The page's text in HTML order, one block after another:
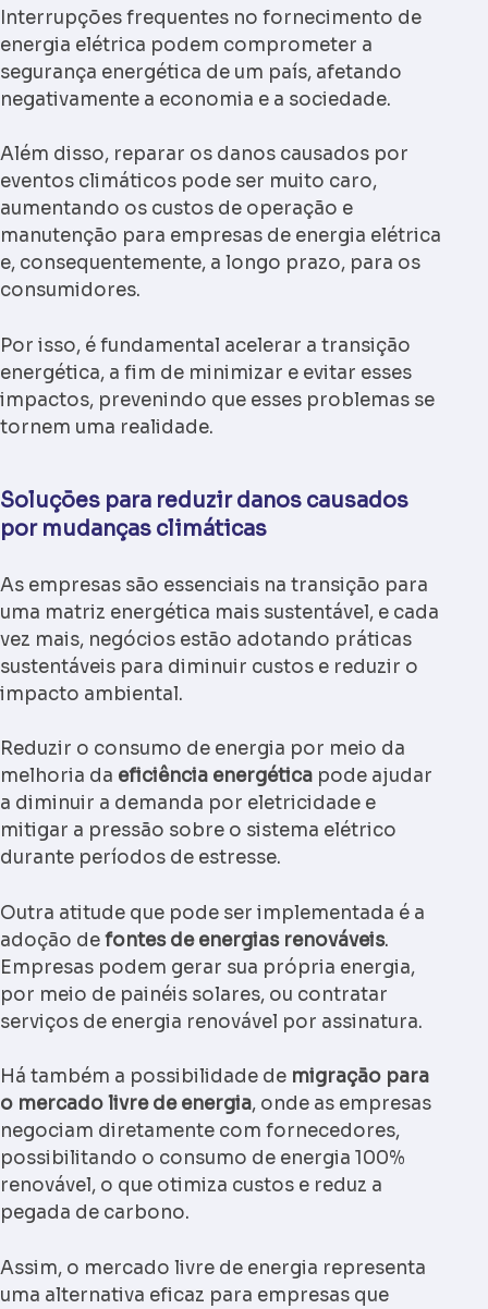
Interrupções frequentes no fornecimento de
energia elétrica podem comprometer a
segurança energética de um país, afetando
negativamente a economia e a sociedade.
Além disso, reparar os danos causados por
eventos climáticos pode ser muito caro,
aumentando os custos de operação e
manutenção para empresas de energia elétrica
e, consequentemente, a longo prazo, para os
consumidores.
Por isso, é fundamental acelerar a transição
energética, a fim de minimizar e evitar esses
impactos, prevenindo que esses problemas se
tornem uma realidade.
Soluções para reduzir danos causados
por mudanças climáticas
As empresas são essenciais na transição para
uma matriz energética mais sustentável, e cada
vez mais, negócios estão adotando práticas
sustentáveis para diminuir custos e reduzir o
impacto ambiental.
Reduzir o consumo de energia por meio da
melhoria da eficiência energética pode ajudar
a diminuir a demanda por eletricidade e
mitigar a pressão sobre o sistema elétrico
durante períodos de estresse.
Outra atitude que pode ser implementada é a
adoção defontes de energias renováveis.
Empresas podem gerar sua própria energia,
por meio de painéis solares, ou contratar
serviços de energia renovável por assinatura.
Há também a possibilidade de migração para
o mercado livre de energia, onde as empresas
negociam diretamente com fornecedores,
possibilitando o consumo de energia 100%
renovável, o que otimiza custos e reduz a
pegada de carbono.
Assim, o mercado livre de energia representa
uma alternativa eficaz para empresas que